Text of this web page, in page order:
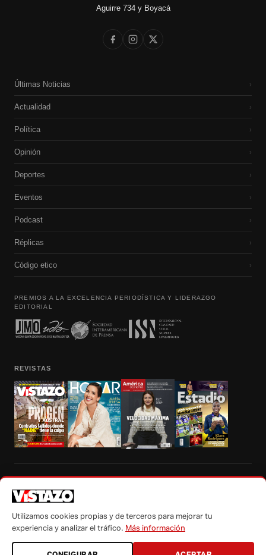
Aguirre 734 y Boyacá
Últimas Noticias ›
Actualidad ›
Política ›
Opinión ›
Deportes ›
Eventos ›
Podcast ›
Réplicas ›
Código etico ›
PREMIOS A LA EXCELENCIA PERIODÍSTICA Y LIDERAZGO
EDITORIAL
REVISTAS
autorización escrita de su titular, de todos los contenidos de Vistazo.com.
Utilizamos cookies propias y de terceros para mejorar tu
experiencia y analizar el tráfico. Más información